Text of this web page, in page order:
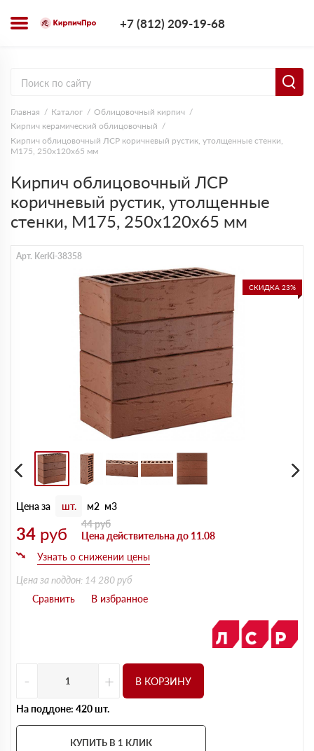
+7 (812) 209-19-68
Главная Каталог
Облицовочный кирпич
Кирпич керамический облицовочный
Кирпич облицовочный ЛСР коричневый рустик, утолщенные стенки,
М175, 250х120х65 мм
Кирпич облицовочный ЛСР
коричневый рустик, утолщенные
стенки, М175, 250х120х65 мм
Арт. KerKi-38358
СКИДКА 23%
Цена за шт. м2 м3
34 руб 44руб
Цена действительна до 11.08
Цена за поддон: 14 280 руб
- + В КОРЗИНУ
На поддоне: 420 шт.
КУПИТЬ В 1 КЛИК